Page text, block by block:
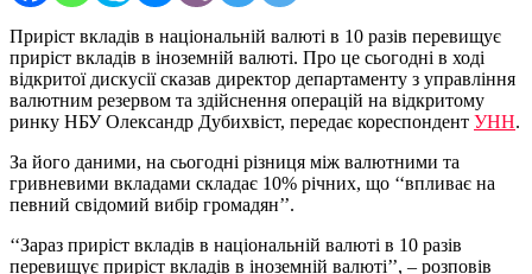
Приріст вкладів в національній валюті в 10 разів перевищує
приріст вкладів в іноземній валюті. Про це сьогодні в ході
відкритої дискусії сказав директор департаменту з управління
валютним резервом та здійснення операцій на відкритому
ринку НБУ Олександр Дубихвіст, передає кореспондент УНН.
За його даними, на сьогодні різниця між валютними та
гривневими вкладами складає 10% річних, що ‘‘впливає на
певний свідомий вибір громадян’’.
‘‘Зараз приріст вкладів в національній валюті в 10 разів
перевищує приріст вкладів в іноземній валюті’’, – розповів